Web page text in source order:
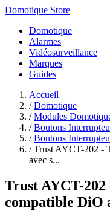
Domotique Store
Domotique
Alarmes
Vidéosurveillance
Marques
Guides
Accueil
/ Domotique
/ Modules
/ Boutons
/ Boutons
/ Trust AYCT-202 -
avec s...
Trust AYCT-202
compatible DiO